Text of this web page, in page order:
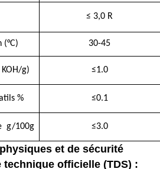
≤ 3,0 R
(°C) 30-45
g) ≤1.0
% ≤0.1
g/100g ≤3.0
et de sécurité
officielle (TDS) :